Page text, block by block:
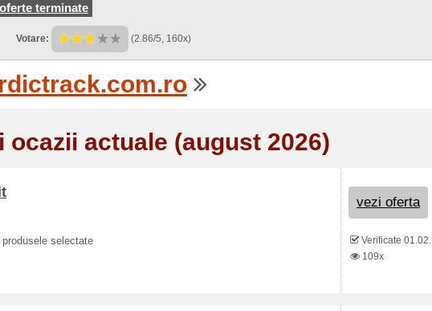
terminate
Votare: (2.86/5, 160x)
ocazii actuale (august 2026)
produsele selectate
vezi oferta
Verificate 01.02.
109x